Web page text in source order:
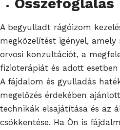
A begyulladt rágóizom
megközelítést igényel,
orvosi konzultációt, a
fizioterápiát és adott esetben
A fájdalom és gyulladás
megelőzés érdekében
technikák elsajátítása és az
csökkentése. Ha Ön is